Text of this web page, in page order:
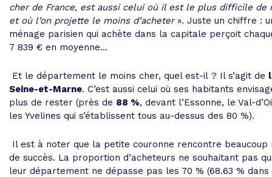
cher de France, est aussi celui où il est le plus difficile de
et où l’on projette le moins d’acheter ». Juste un chiffre :
ménage parisien qui achète dans la capitale perçoit
7 839 € en moyenne…
Et le département le moins cher, quel est-il ? Il s’agit de
Seine-et-Marne. C’est aussi celui où ses habitants
plus de rester (près de 88 %, devant l’Essonne, le Val-
les Yvelines qui s’établissent tous au-dessus des 80 %).
Il est à noter que la petite couronne rencontre beaucoup
de succès. La proportion d’acheteurs ne souhaitant pas
leur département ne dépasse pas les 70 % (68.63 % dans